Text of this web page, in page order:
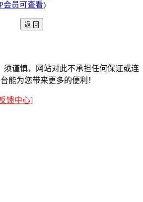
会员可查看)
须谨慎，网站对此不承担任何保证或连
能为您带来更多的便利！
馈中心]